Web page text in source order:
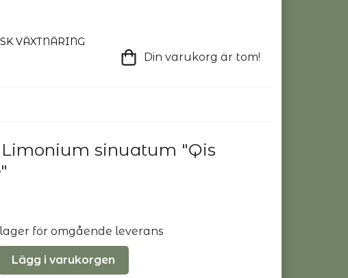
VÄXTNÄRING
Din varukorg är tom!
Limonium sinuatum "Qis
lager för omgående leverans
Lägg i varukorgen